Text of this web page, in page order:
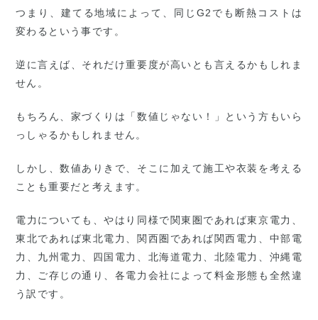
つまり、建てる地域によって、同じG2でも断熱コストは
変わるという事です。
逆に言えば、それだけ重要度が高いとも言えるかもしれま
せん。
もちろん、家づくりは「数値じゃない！」という方もいら
っしゃるかもしれません。
しかし、数値ありきで、そこに加えて施工や衣装を考える
ことも重要だと考えます。
電力についても、やはり同様で関東圏であれば東京電力、
東北であれば東北電力、関西圏であれば関西電力、中部電
力、九州電力、四国電力、北海道電力、北陸電力、沖縄電
力、ご存じの通り、各電力会社によって料金形態も全然違
う訳です。